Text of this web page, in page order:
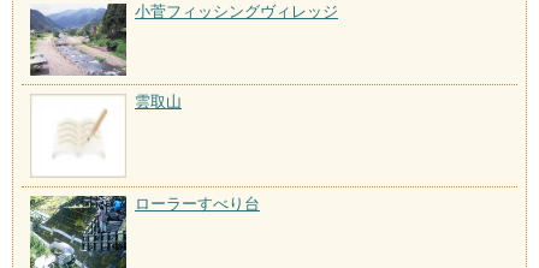
小菅フィッシングヴィレッジ
雲取山
ローラーすべり台